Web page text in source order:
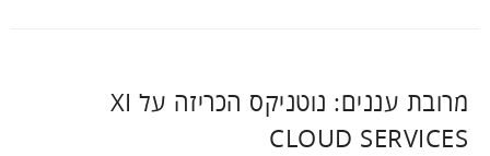
מרובת עננים: נוטניקס הכריזה על XI
CLOUD SERVICES